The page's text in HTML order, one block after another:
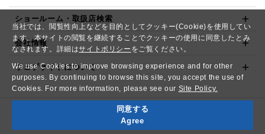
当社では、閲覧性向上などを目的としてクッキー(Cookie)を使用してい
ます。本サイトの閲覧を継続することでクッキーの使用に同意したとみ
なされます。詳細はサイトポリシー をご覧ください。
We use Cookies to improve browsing experience and for other
purposes. By continuing to browse this site, you accept the use of
Cookies. For more information, please see our Site Policy.
同意する
Agree
ショールーム・取扱店検索
会社情報
ウェブサイトについて
Copyright© NICHIBEI CO.,LTD. All Rights Reserved.